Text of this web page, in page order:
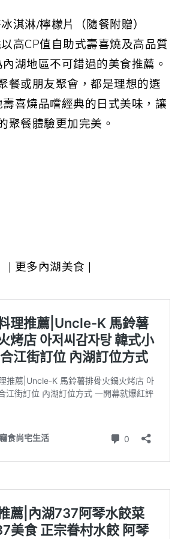
淇淋/檸檬片（隨餐附贈）
高CP值自助式壽喜燒及高品質
湖地區不可錯過的美食推薦。
餐或朋友聚會，都是理想的選
喜燒品嚐經典的日式美味，讓
聚餐體驗更加完美。
| 更多內湖美食 |